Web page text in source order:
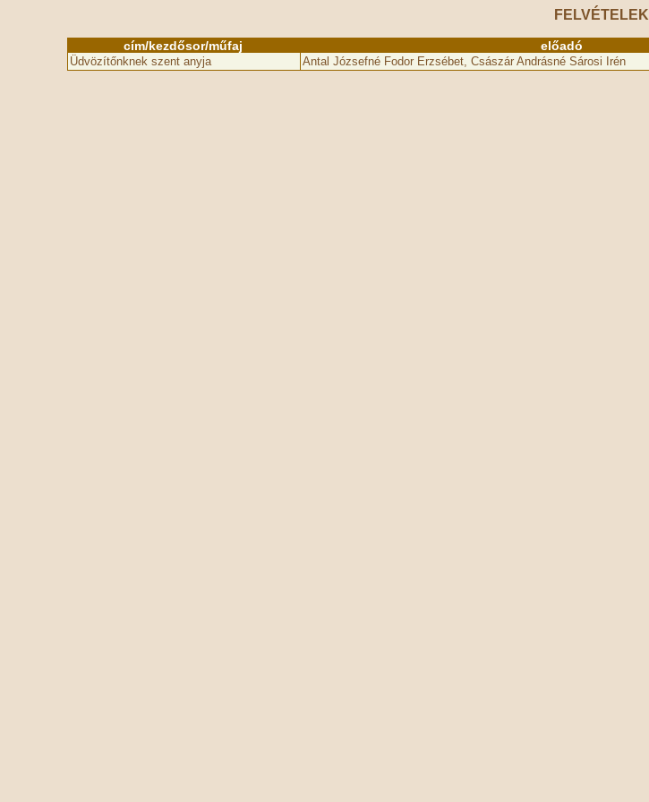
FELVÉTELEK
cím/kezdősor/műfaj előadó
Üdvözítőnknek szent anyja Antal Józsefné Fodor Erzsébet, Császár Andrásné Sárosi Irén